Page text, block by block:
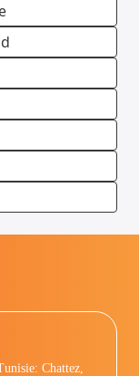
Chattez,